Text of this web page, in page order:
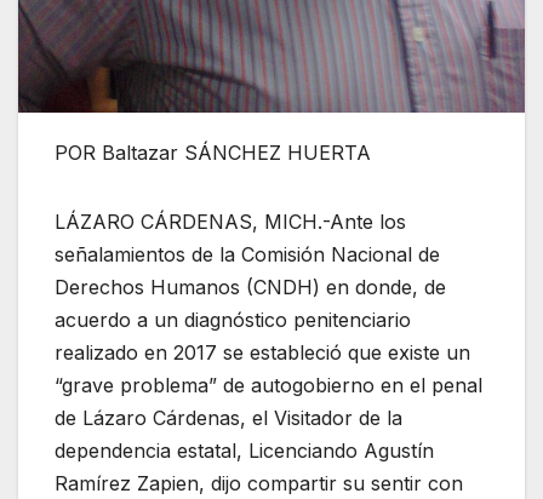
POR Baltazar SÁNCHEZ HUERTA
LÁZARO CÁRDENAS, MICH.-Ante los
señalamientos de la Comisión Nacional de
Derechos Humanos (CNDH) en donde, de
acuerdo a un diagnóstico penitenciario
realizado en 2017 se estableció que existe un
“grave problema” de autogobierno en el penal
de Lázaro Cárdenas, el Visitador de la
dependencia estatal, Licenciando Agustín
Ramírez Zapien, dijo compartir su sentir con